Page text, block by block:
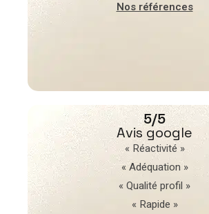
Nos références
5/5
Avis google
« Réactivité »
« Adéquation »
« Qualité profil »
« Rapide »